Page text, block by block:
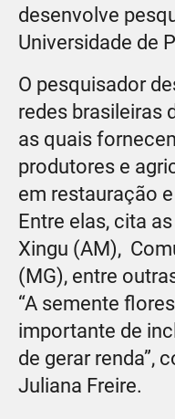
desenvolve
Universidade de
O pesquisador
redes brasileiras
as quais
produtores e
em restauração
Entre elas, cita
Xingu (AM),
(MG), entre
“A semente
importante de
de gerar renda”,
Juliana Freire.